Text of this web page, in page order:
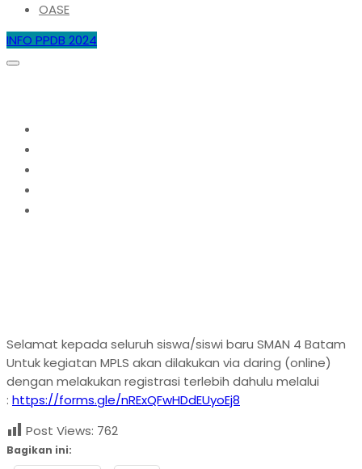
OASE
INFO PPDB 2024
Selamat kepada seluruh siswa/siswi baru SMAN 4 Batam
Untuk kegiatan MPLS akan dilakukan via daring (online)
dengan melakukan registrasi terlebih dahulu melalui
: https://forms.gle/nRExQFwHDdEUyoEj8
Post Views: 762
Bagikan ini: